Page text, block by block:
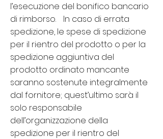
l’esecuzione del bonifico bancario
di rimborso. In caso di errata
spedizione, le spese di spedizione
per il rientro del prodotto o per la
spedizione aggiuntiva del
prodotto ordinato mancante
saranno sostenute integralmente
dal fornitore; quest’ultimo sarà il
solo responsabile
dell’organizzazione della
spedizione per il rientro del